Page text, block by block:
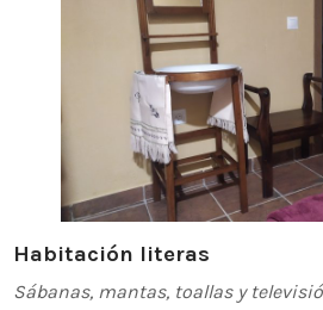
Habitación literas
Sábanas, mantas, toallas y